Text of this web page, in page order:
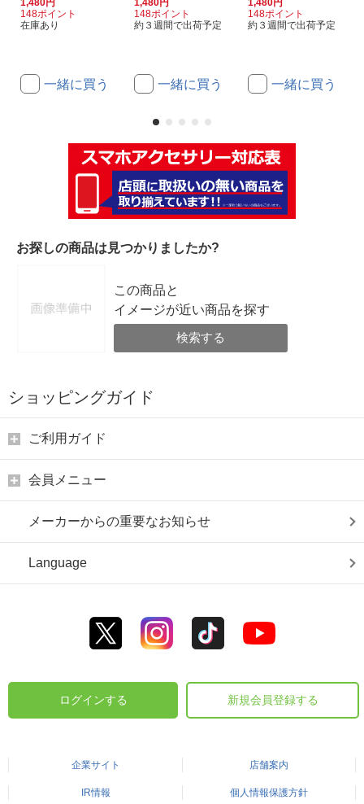
1,480円
148ポイント
在庫あり
一緒に買う
1,480円
148ポイント
約３週間で出荷予定
一緒に買う
1,480円
148ポイント
約３週間で出荷予定
一緒に買う
お探しの商品は見つかりましたか?
この商品と
イメージが近い商品を探す
検索する
ショッピングガイド
ご利用ガイド
会員メニュー
メーカーからの重要なお知らせ
Language
ログインする 新規会員登録する
企業サイト 店舗案内
IR情報 個人情報保護方針